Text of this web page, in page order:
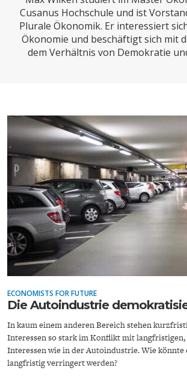
SUCHE
ABO/LOGIN
ECONOMISTS FOR
INDUSTRIEPOLITIK
DEUTSCHLAND
ENERGIE & UMWELT
Cusanus Hochschule und ist
Plurale Ökonomik. Er interessiert
Ökonomie und beschäftigt sich mit
dem Verhältnis von Demokratie
ECONOMISTS FOR FUTURE
Die Autoindustrie
In kaum einem anderen Bereich stehen
Interessen so stark im Konflikt mit
Interessen wie in der Autoindustrie. Wie könnte
langfristig verringert werden?